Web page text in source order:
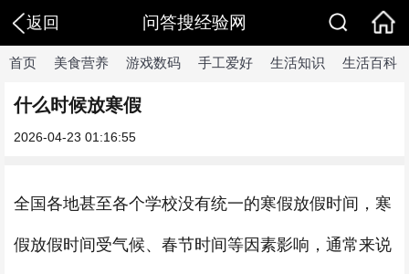
返回 问答搜经验网
首页 美食营养 游戏数码 手工爱好 生活知识 生活百科
什么时候放寒假
2026-04-23 01:16:55
全国各地甚至各个学校没有统一的寒假放假时间，寒
假放假时间受气候、春节时间等因素影响，通常来说